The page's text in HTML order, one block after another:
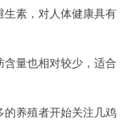
素，对人体健康具有
量也相对较少，适合
养殖者开始关注几鸡